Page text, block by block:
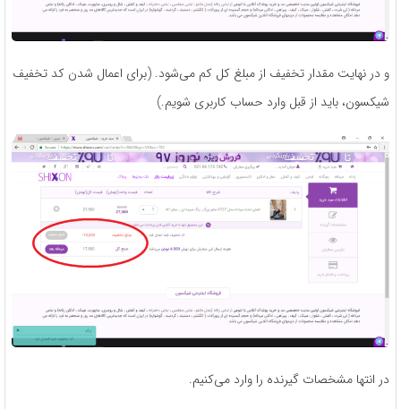
و در نهایت مقدار تخفیف از مبلغ کل کم می‌شود. (برای اعمال شدن کد تخفیف
شیکسون، باید از قبل وارد حساب کاربری شویم.)
در انتها مشخصات گیرنده را وارد می‌کنیم.